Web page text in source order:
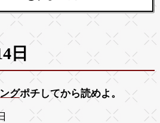
日
グポチしてから読めよ。